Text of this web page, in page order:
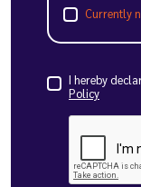
Currently
I hereby
Policy